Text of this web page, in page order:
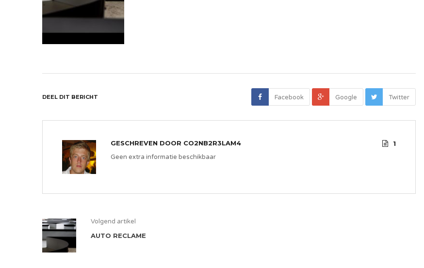
DEEL DIT BERICHT Twitter
Google
Facebook
GESCHREVEN DOOR CO2NB2R3LAM4
1
Geen extra informatie beschikbaar
Volgend artikel
AUTO RECLAME